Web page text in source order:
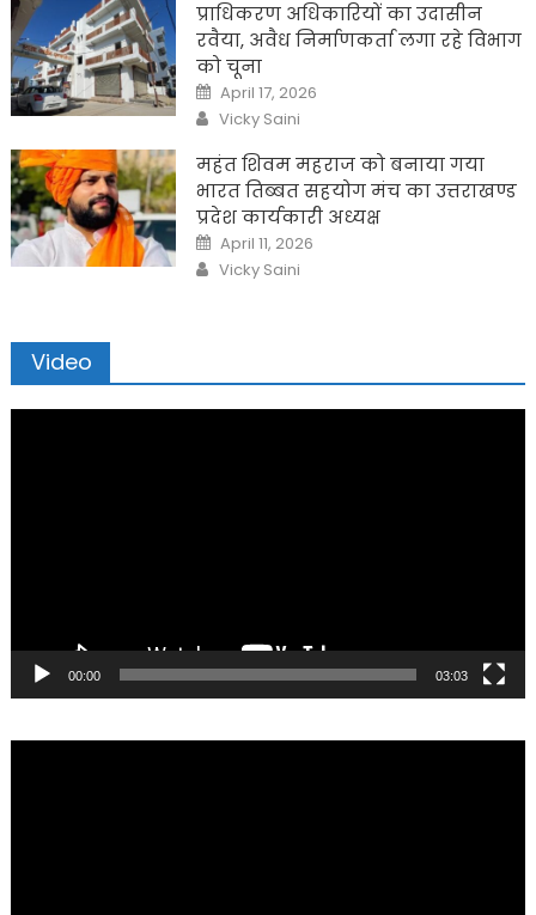
प्राधिकरण अधिकारियों का उदासीन
रवैया, अवैध निर्माणकर्ता लगा रहे विभाग
को चूना
Posted
on
April 17, 2026
Author
Vicky Saini
महंत शिवम महराज को बनाया गया
भारत तिब्बत सहयोग मंच का उत्तराखण्ड
प्रदेश कार्यकारी अध्यक्ष
Posted
on
April 11, 2026
Author
Vicky Saini
Video
00:00 03:03